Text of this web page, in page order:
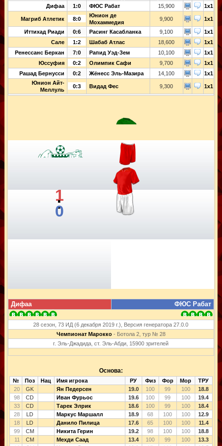
Дифаа
1:0 ФЮС Рабат 15,900 1x1
Магриб Атлетик 8:0
Юнион де
Мохаммедия
9,900 1x1
Иттихад Риади 0:6 Расинг Касабланка 9,100
1x1
Сале
1:2 Шабаб Атлас 18,600
1x1
Ренессанс Беркан
7:0 Рапид Уэд-Зем 10,100
1x1
Юссуфия
0:2 Олимпик Сафи 9,700
1x1
Рашад Бернусси
0:2 Жёнесс Эль-Мазира 14,100
1x1
Юнион Айт-
Меллуль
0:3 Видад Фес 9,300 1x1
1
:
0
Дифаа ФЮС Рабат
28 сезон, 73 ИД (6 декабря 2019 г.), Версия генератора 27.0.0
Чемпионат Марокко- Ботола 2, тур № 28
г. Эль-Джадида, ст. Эль-Абди, 15900 зрителей
Основа:
№ Поз Нац Имя игрока РУ Физ Фор Мор
ТРУ
20
GK Ян Педерсен 19.0 100 99 100
18.8
98
CD Иван Фурьос 19.6 100 99 100
19.4
33
CD Тарек Элрик 18.6 100 99 100
18.4
28
LD Маркус Маршалл 18.9 68 100 100
12.9
18
LD Данило Пилица 17.6 65 100 100
11.4
99
CM Никита Герин 19.2 98 100 100
18.8
11
CM Мехди Саад 13.4 100 99 100
13.3